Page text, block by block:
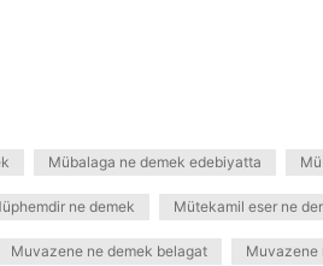
Mübalaga ne demek edebiyatta
ne demek Mütekamil eser ne
Muvazene ne demek belagat Muvazene